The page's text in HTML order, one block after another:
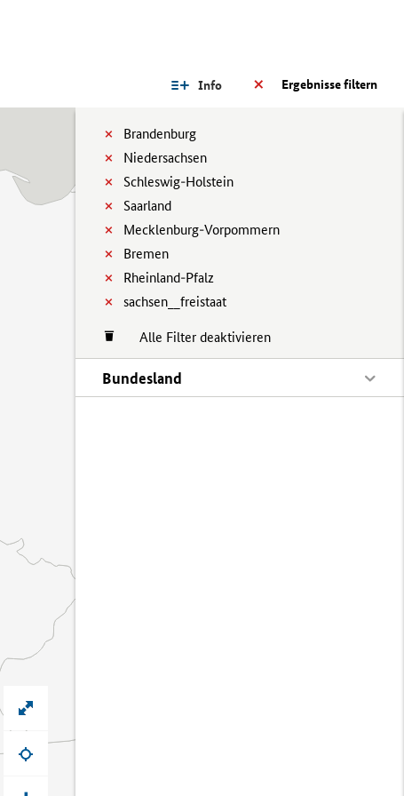
Ergebnisse filtern
Info
Brandenburg
Niedersachsen
Schleswig-Holstein
Saarland
Mecklenburg-Vorpommern
Bremen
Rheinland-Pfalz
sachsen__freistaat
Alle Filter deaktivieren
Bundesland